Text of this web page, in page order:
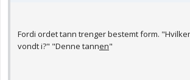
Fordi ordet tann trenger bestemt form.
vondt i?" "Denne tannen"